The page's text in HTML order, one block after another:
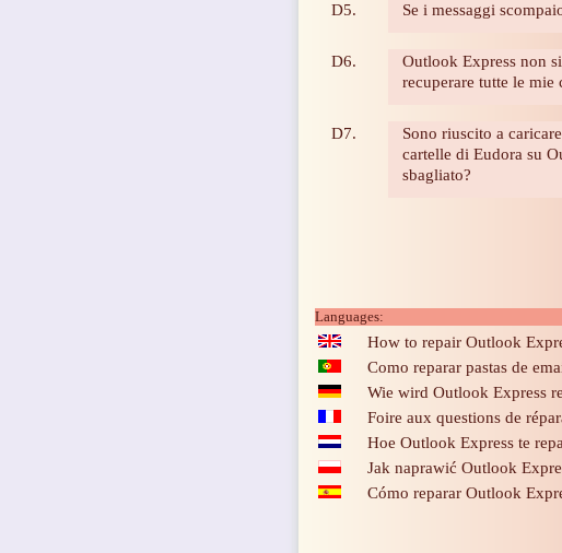
D5. Se i messaggi
D6.
Outlook Express non
recuperare tutte le mie
D7.
Sono riuscito a
cartelle di Eudora su
sbagliato?
Languages:
How to repair Outlook
Como reparar pastas de
Wie wird Outlook Express
Foire aux questions de
Hoe Outlook Express te
Jak naprawić Outlook
Cómo reparar Outlook